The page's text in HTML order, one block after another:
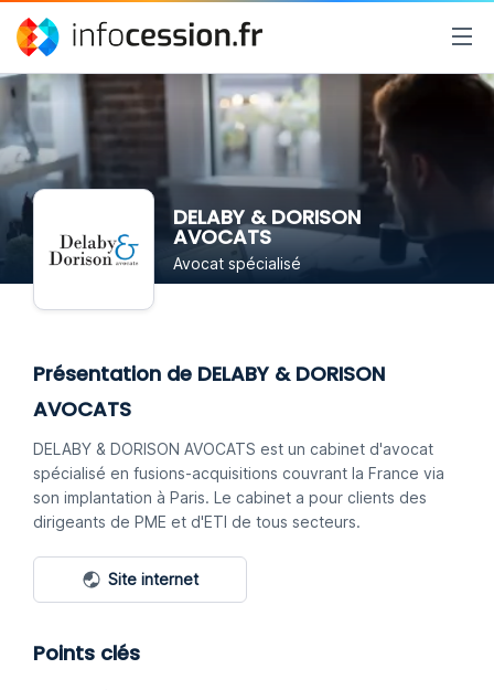
DELABY & DORISON
AVOCATS
Avocat spécialisé
Présentation de DELABY & DORISON
AVOCATS
DELABY & DORISON AVOCATS est un cabinet d'avocat
spécialisé en fusions-acquisitions couvrant la France via
son implantation à Paris. Le cabinet a pour clients des
dirigeants de PME et d'ETI de tous secteurs.
Site internet
Points clés